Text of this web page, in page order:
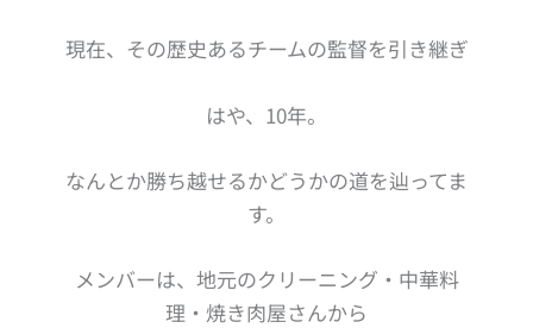
現在、その歴史あるチームの監督を引き継ぎ
はや、10年。
なんとか勝ち越せるかどうかの道を辿ってま
す。
メンバーは、地元のクリーニング・中華料
理・焼き肉屋さんから